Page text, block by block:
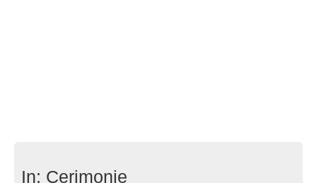
In: Cerimonie